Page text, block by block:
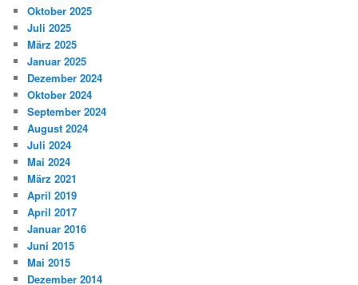
Oktober 2025
Juli 2025
März 2025
Januar 2025
Dezember 2024
Oktober 2024
September 2024
August 2024
Juli 2024
Mai 2024
März 2021
April 2019
April 2017
Januar 2016
Juni 2015
Mai 2015
Dezember 2014